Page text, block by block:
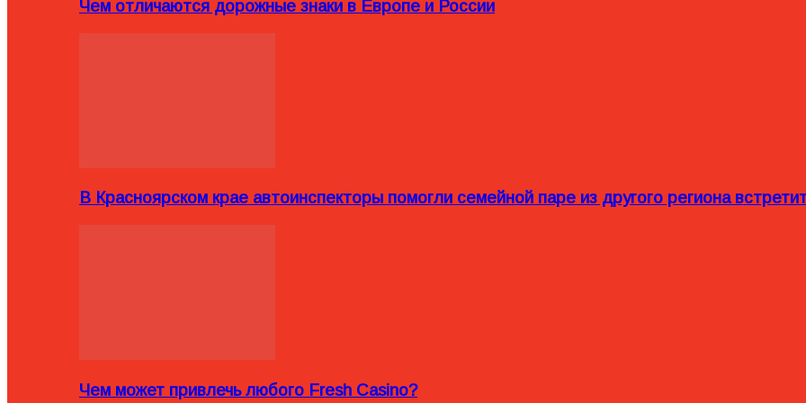
Чем отличаются дорожные знаки в Европе и России
В Красноярском крае автоинспекторы помогли семейной паре из другого региона
Чем может привлечь любого Fresh Casino?